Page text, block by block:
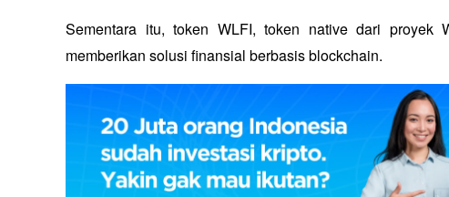
Sementara itu, token WLFI, token native dari proyek
memberikan solusi finansial berbasis blockchain.